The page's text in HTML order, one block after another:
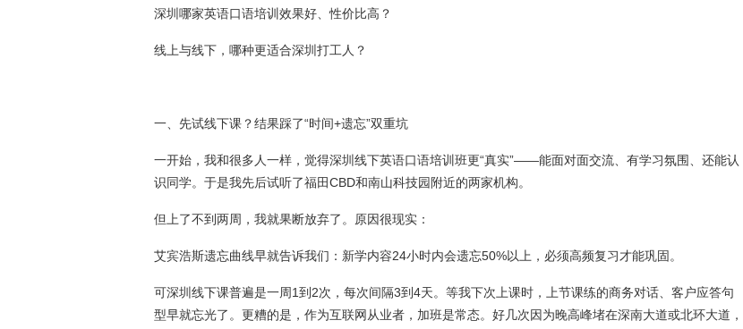
深圳哪家英语口语培训效果好、性价比高？
线上与线下，哪种更适合深圳打工人？
一、先试线下课？结果踩了“时间+遗忘”双重坑
一开始，我和很多人一样，觉得深圳线下英语口语培训班更“真实”——能面对面交流、有学习氛围、还能认
识同学。于是我先后试听了福田CBD和南山科技园附近的两家机构。
但上了不到两周，我就果断放弃了。原因很现实：
艾宾浩斯遗忘曲线早就告诉我们：新学内容24小时内会遗忘50%以上，必须高频复习才能巩固。
可深圳线下课普遍是一周1到2次，每次间隔3到4天。等我下次上课时，上节课练的商务对话、客户应答句
型早就忘光了。更糟的是，作为互联网从业者，加班是常态。好几次因为晚高峰堵在深南大道或北环大道，